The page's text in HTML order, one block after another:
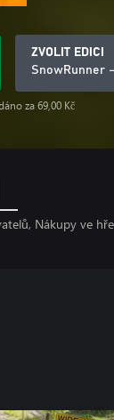
za 69,00 Kč
ZVOLIT EDICI
SnowRunner
Nákupy ve hře